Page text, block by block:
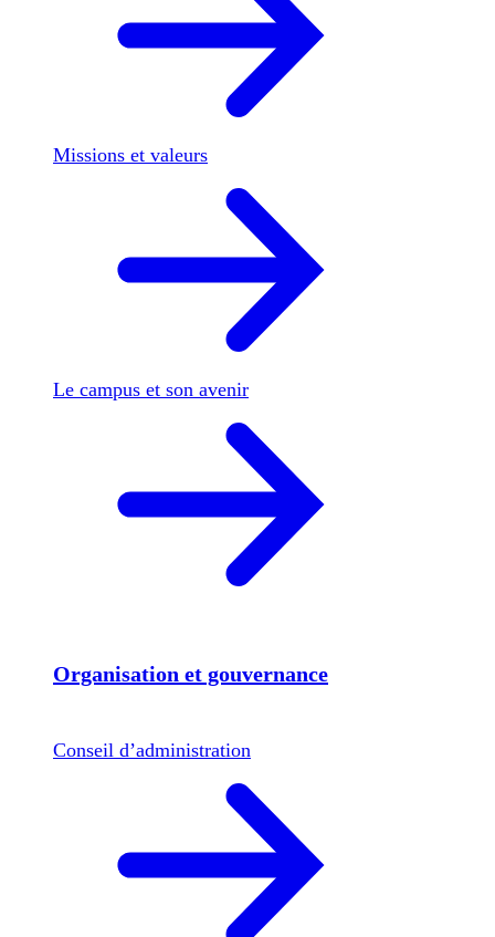
Missions et valeurs
Le campus et son avenir
Organisation et gouvernance
Conseil d’administration